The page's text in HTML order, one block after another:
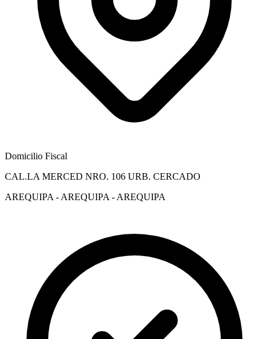
Domicilio Fiscal
CAL.LA MERCED NRO. 106 URB. CERCADO
AREQUIPA - AREQUIPA - AREQUIPA